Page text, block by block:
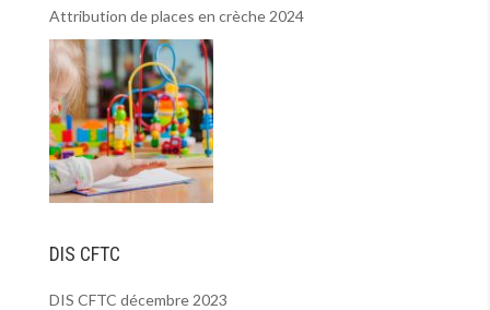
Attribution de places en crèche 2024
DIS CFTC
DIS CFTC décembre 2023